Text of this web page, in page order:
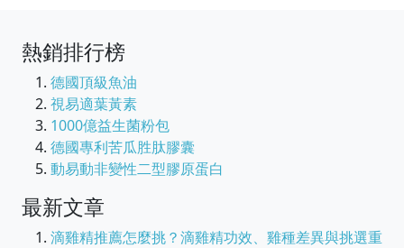
熱銷排行榜
德國頂級魚油
視易適葉黃素
1000億益生菌粉包
德國專利苦瓜胜肽膠囊
動易動非變性二型膠原蛋白
最新文章
滴雞精推薦怎麼挑？滴雞精功效、雞種差異與挑選重